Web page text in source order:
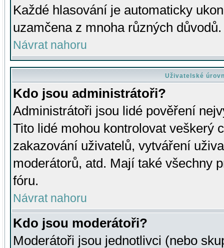
Každé hlasování je automaticky
uzamčena z mnoha různých důvodů.
Návrat nahoru
Uživatelské
Kdo jsou administrátoři?
Administrátoři jsou lidé pověření
Tito lidé mohou kontrolovat veškerý
zakazování uživatelů, vytváření
moderátorů, atd. Mají také všechny
fóru.
Návrat nahoru
Kdo jsou moderátoři?
Moderátoři jsou jednotlivci (nebo